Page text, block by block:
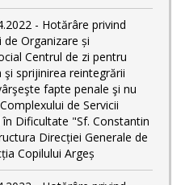
- Hotărâre privind
Organizare și
Centrul de zi pentru
sprijinirea reintegrării
fapte penale şi nu
de Servicii
Dificultate "Sf. Constantin
Direcției Generale de
Copilului Argeș